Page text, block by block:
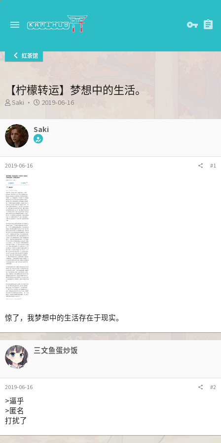
红茶馆
【柠檬转运】梦想中的生活。
主
发
起
人
Saki
发
时
间
2019-06-16
Saki
2019-06-16 #1
惊了，我梦想中的生活存在于现实。
三文鱼蛋炒饭
2019-06-16 #2
>逼乎
>匿名
打扰了